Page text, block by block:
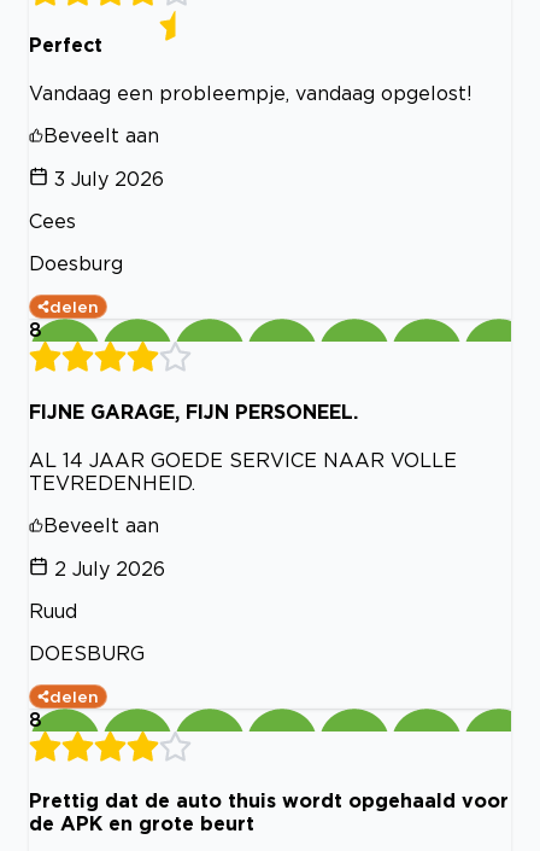
Perfect
Vandaag een probleempje, vandaag opgelost!
Beveelt aan
3 July 2026
Cees
Doesburg
delen
8
FIJNE GARAGE, FIJN PERSONEEL.
AL 14 JAAR GOEDE SERVICE NAAR VOLLE
TEVREDENHEID.
Beveelt aan
2 July 2026
Ruud
DOESBURG
delen
8
Prettig dat de auto thuis wordt opgehaald voor
de APK en grote beurt